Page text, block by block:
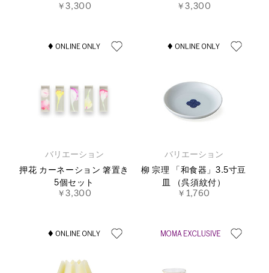
￥3,300
￥3,300
バリエーション
押花 カーネーション 箸置き
5個セット
￥3,300
バリエーション
柳 宗理 「和食器」3.5寸豆
皿 （呉須紋付）
￥1,760